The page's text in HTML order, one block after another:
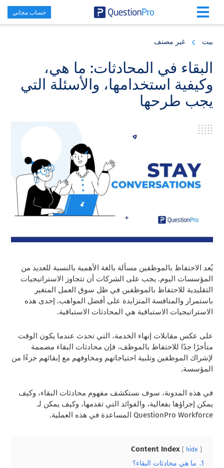
content
sidebar
حساب مجاني
بيت غير مصنف
البقاء في المحادثات: ما هي،
وكيفية استخدامها، والأسئلة التي
يجب طرحها
يُعد الاحتفاظ بالموظفين مسألة بالغة الأهمية بالنسبة للعديد من
المؤسسات اليوم. يجب على الشركات أن تتجاوز الاستراتيجيات
التقليدية للاحتفاظ بالموظفين في ظل سوق العمل المتغير
باستمرار والمنافسة المتزايدة على أفضل المواهب. إحدى هذه
الاستراتيجيات الاستباقية هي المحادثات الاستباقية.
على عكس مقابلات إنهاء الخدمة، التي تحدث عندما يكون الوقت
متأخرًا جدًا للاحتفاظ بالموظف، فإن محادثات البقاء مصممة
لإشراك الموظفين وتلبية احتياجاتهم ومخاوفهم مع إبقائهم جزءًا من
المؤسسة.
في هذه المدونة، سوف نستكشف مفهوم محادثات البقاء، وكيف
يمكن إجراؤها بفعالية، والفوائد التي تقدمها، وكيف يمكن لـ
QuestionPro Workforce المساعدة في هذه العملية.
Content Index hide
1. ما هي محادثات البقاء؟